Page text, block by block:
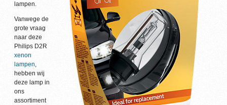
lampen.
Vanwege de
grote vraag
naar deze
Philips D2R
xenon
lampen,
hebben wij
deze lamp in
ons
assortiment